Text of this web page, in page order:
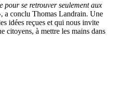
se retrouver seulement aux
, a conclu Thomas Landrain. Une
idées reçues et qui nous invite
citoyens, à mettre les mains dans